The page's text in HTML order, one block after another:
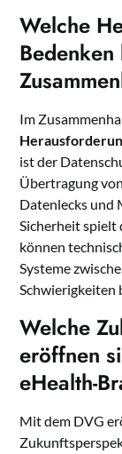
Welche
Im
ist der
Übertragung
Datenlecks und
Sicherheit spielt
können
Systeme
Schwierigkeiten
Welche
eröffnen
eHealth-
Mit dem DVG